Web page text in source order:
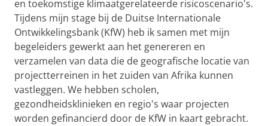
en toekomstige klimaatgerelateerde risicoscenario's.
Tijdens mijn stage bij de Duitse Internationale
Ontwikkelingsbank (KfW) heb ik samen met mijn
begeleiders gewerkt aan het genereren en
verzamelen van data die de geografische locatie van
projectterreinen in het zuiden van Afrika kunnen
vastleggen. We hebben scholen,
gezondheidsklinieken en regio's waar projecten
worden gefinancierd door de KfW in kaart gebracht.